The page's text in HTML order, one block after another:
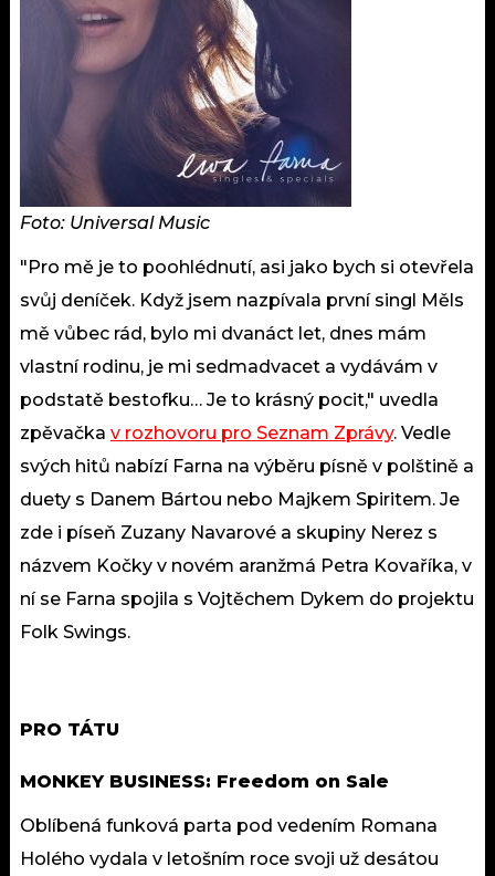
Foto: Universal Music
"Pro mě je to poohlédnutí, asi jako bych si otevřela
svůj deníček. Když jsem nazpívala první singl Měls
mě vůbec rád, bylo mi dvanáct let, dnes mám
vlastní rodinu, je mi sedmadvacet a vydávám v
podstatě bestofku… Je to krásný pocit," uvedla
zpěvačka v rozhovoru pro Seznam Zprávy. Vedle
svých hitů nabízí Farna na výběru písně v polštině a
duety s Danem Bártou nebo Majkem Spiritem. Je
zde i píseň Zuzany Navarové a skupiny Nerez s
názvem Kočky v novém aranžmá Petra Kovaříka, v
ní se Farna spojila s Vojtěchem Dykem do projektu
Folk Swings.
PRO TÁTU
MONKEY BUSINESS: Freedom on Sale
Oblíbená funková parta pod vedením Romana
Holého vydala v letošním roce svoji už desátou